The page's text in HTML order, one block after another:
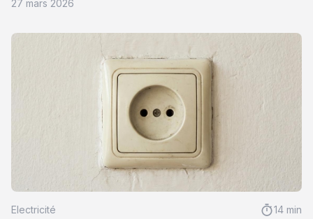
27 mars 2026
Electricité 14 min